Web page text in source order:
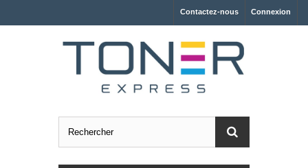
Connexion
Contactez-nous